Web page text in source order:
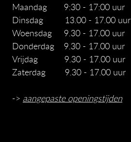
Maandag 9:30 - 17:00 uur
Dinsdag 13.00 - 17.00 uur
Woensdag 9.30 - 17.00 uur
Donderdag 9.30 - 17.00 uur
Vrijdag 9.30 - 17.00 uur
Zaterdag 9.30 - 17.00 uur
-> aangepaste openingstijden